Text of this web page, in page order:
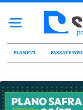
PLANETA PASSATEMPO